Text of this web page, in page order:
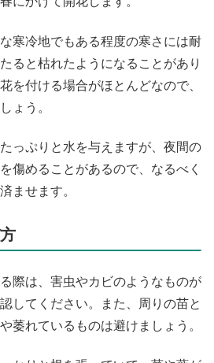
寒冷地でもある程度の寒さには耐
ると枯れたようになることがあり
を付ける場合がほとんどなので、
ょう。
っぷりと水を与えますが、夜間の
傷めることがあるので、なるべく
ませます。
際は、害虫やカビのようなものが
してください。また、周りの苗と
萎れているものは避けましょう。